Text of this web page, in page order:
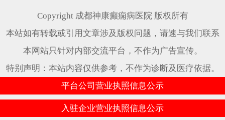
Copyright 成都神康癫痫病医院 版权所有
本站如有转载或引用文章涉及版权问题，请速与我们联系
本网站只针对内部交流平台，不作为广告宣传。
特别声明：本站内容仅供参考，不作为诊断及医疗依据。
平台公司营业执照信息公示
入驻企业营业执照信息公示